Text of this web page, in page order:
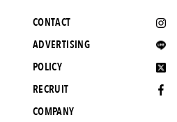
CONTACT
ADVERTISING
POLICY
RECRUIT
COMPANY